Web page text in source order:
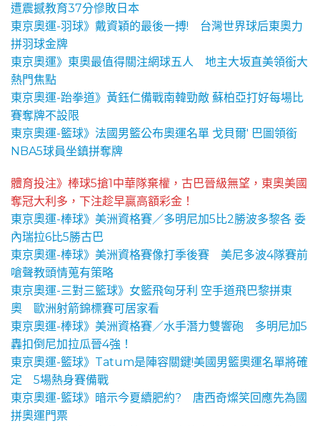
遭震撼教育37分慘敗日本
東京奧運-羽球》戴資穎的最後一搏! 台灣世界球后東奧力
拼羽球金牌
東京奧運》東奧最值得關注網球五人 地主大坂直美領銜大
熱門焦點
東京奧運-跆拳道》黃鈺仁備戰南韓勁敵 蘇柏亞打好每場比
賽奪牌不設限
東京奧運-籃球》法國男籃公布奧運名單 戈貝爾' 巴圖領銜
NBA5球員坐鎮拼奪牌
體育投注》棒球5搶1中華隊棄權，古巴晉級無望，東奧美國
奪冠大利多，下注趁早贏高額彩金！
東京奧運-棒球》美洲資格賽／多明尼加5比2勝波多黎各 委
內瑞拉6比5勝古巴
東京奧運-棒球》美洲資格賽像打季後賽 美尼多波4隊賽前
嗆聲教頭情蒐有策略
東京奧運-三對三籃球》女籃飛匈牙利 空手道飛巴黎拼東
奧 歐洲射箭錦標賽可居家看
東京奧運-棒球》美洲資格賽／水手潛力雙響砲 多明尼加5
轟扣倒尼加拉瓜晉4強！
東京奧運-籃球》Tatum是陣容關鍵!美國男籃奧運名單將確
定 5場熱身賽備戰
東京奧運-籃球》暗示今夏續肥約? 唐西奇燦笑回應先為國
拼奧運門票